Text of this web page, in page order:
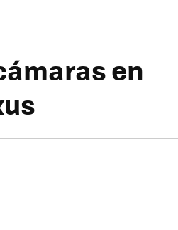
en